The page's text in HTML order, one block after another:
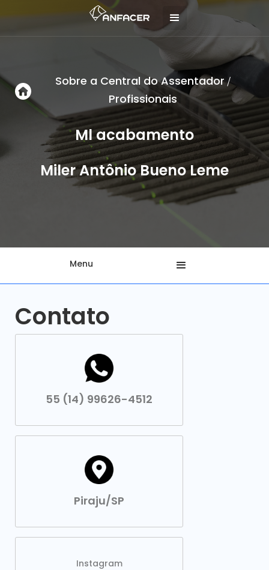
Sobre a Central do Assentador/
Profissionais
Ml acabamento
Miler Antônio Bueno Leme
Menu
Contato
55 (14) 99626-4512
Piraju/SP
Instagram